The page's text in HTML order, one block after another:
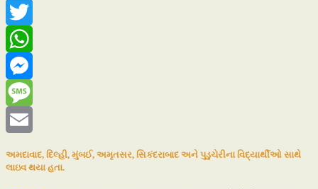
Facebook
Twitter
WhatsApp
Messenger
Message
અમદાવાદ, દિલ્હી, મુંબઈ, અમૃતસર, સિકંદરાબાદ અને પુડુચેરીના વિદ્યાર્થીઓ સાથે
લાઇવ થયા હતા.